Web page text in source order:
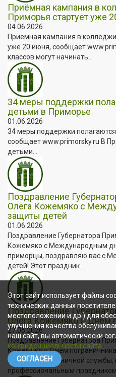
Приёмная кампания в
Приморья стартует уже
04.06.2026
Приёмная кампания в
уже 20 июня, сообщает
классов могут начинать...
34 меры поддержки
детьми в Приморье
01.06.2026
34 меры поддержки
сообщает www.primorsky.ru В
детьми...
Поздравление
Олега Кожемяко с
защиты детей
01.06.2026
Поздравление Губернатора
Кожемяко с Международным
приморцы, поздравляю вас с
детей! Этот праздник...
Поздравление
Олега Кожемяко с Днём
27.05.2026
Поздравление Губернатора
Кожемяко с Днём
ветераны пограничной службы,
профессиональным
Этот сайт использует файлы
технических данных
местоположении и др.) для
улучшения качества
наш сайт, вы автоматически
конфиденциальности сайта
СОГЛАСЕН